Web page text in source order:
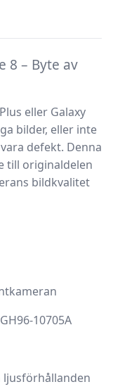
8 – Byte av
eller Galaxy
bilder, eller inte
defekt. Denna
till originaldelen
bildkvalitet
10705A
ljusförhållanden